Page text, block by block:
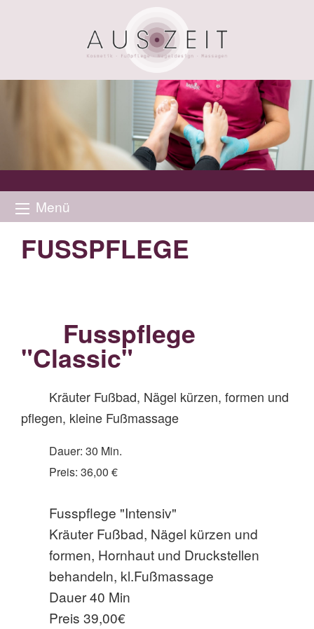
Menü
FUSSPFLEGE
Fusspflege
"Classic"
Kräuter Fußbad, Nägel kürzen, formen und
pflegen, kleine Fußmassage
Dauer: 30 Min.
Preis: 36,00 €
Fusspflege "Intensiv"
Kräuter Fußbad, Nägel kürzen und
formen, Hornhaut und Druckstellen
behandeln, kl.Fußmassage
Dauer 40 Min
Preis 39,00€